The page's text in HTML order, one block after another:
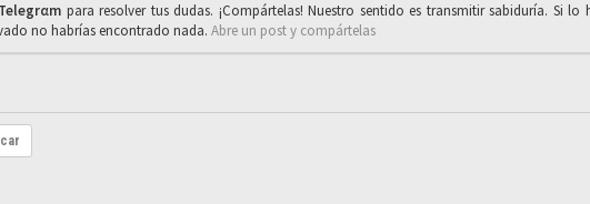
Telegrαm para resolver tus dudas. ¡Compártelas! Nuestro sentido es transmitir sabiduría. Si
no habrías encontrado nada. Abre un post y compártelas